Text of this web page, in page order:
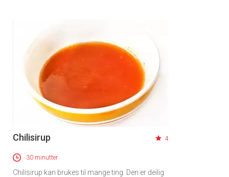
Chilisirup 4
30 minutter
Chilisirup kan brukes til mange ting. Den er deilig